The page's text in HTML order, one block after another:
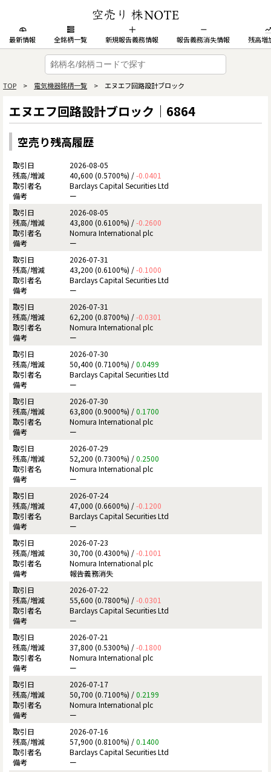
最新情報 全銘柄一覧 新規報告義務情報 報告義務消失情報 残高増
TOP > 電気機器銘柄一覧 > エヌエフ回路設計ブロック
エヌエフ回路設計ブロック｜6864
空売り残高履歴
2026-08-05
40,600 (0.5700%) /-0.0401
Barclays Capital Securities Ltd
ー
2026-08-05
43,800 (0.6100%) /-0.2600
Nomura International plc
ー
2026-07-31
43,200 (0.6100%) /-0.1000
Barclays Capital Securities Ltd
ー
2026-07-31
62,200 (0.8700%) /-0.0301
Nomura International plc
ー
2026-07-30
50,400 (0.7100%) /0.0499
Barclays Capital Securities Ltd
ー
2026-07-30
63,800 (0.9000%) /0.1700
Nomura International plc
ー
2026-07-29
52,200 (0.7300%) /0.2500
Nomura International plc
ー
2026-07-24
47,000 (0.6600%) /-0.1200
Barclays Capital Securities Ltd
ー
2026-07-23
30,700 (0.4300%) /-0.1001
Nomura International plc
報告義務消失
2026-07-22
55,600 (0.7800%) /-0.0301
Barclays Capital Securities Ltd
ー
2026-07-21
37,800 (0.5300%) /-0.1800
Nomura International plc
ー
2026-07-17
50,700 (0.7100%) /0.2199
Nomura International plc
ー
2026-07-16
57,900 (0.8100%) /0.1400
Barclays Capital Securities Ltd
ー